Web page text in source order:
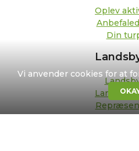
Vi anvender cookies for at
Oplev
Din